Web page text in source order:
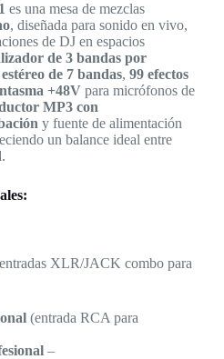
es una mesa de mezclas
, diseñada para sonido en vivo,
de DJ en espacios
de 3 bandas por
de 7 bandas, 99 efectos
+48Vpara micrófonos de
MP3 con
y fuente de alimentación
un balance ideal entre
XLR/JACK combo para
(entrada RCA para
–